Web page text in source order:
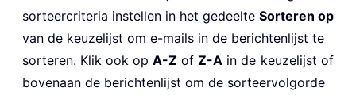
sorteercriteria instellen in het gedeelte Sorteren op
van de keuzelijst om e-mails in de berichtenlijst te
sorteren. Klik ook op A-Z of Z-A in de keuzelijst of
bovenaan de berichtenlijst om de sorteervolgorde